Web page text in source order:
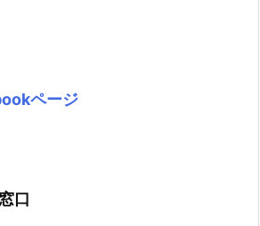
ページ
口